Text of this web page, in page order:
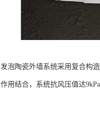
发泡陶瓷外墙系统采用复合构
作用结合，系统抗风压值达